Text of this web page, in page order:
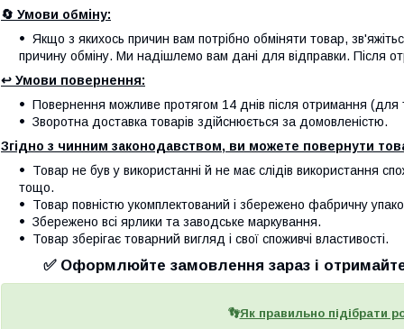
🔄 Умови обміну:
Якщо з якихось причин вам потрібно обміняти товар,
причину обміну. Ми надішлемо вам дані для відправки. Після
↩️ Умови повернення:
Повернення можливе протягом 14 днів після отримання (для
Зворотна доставка товарів здійснюється за домовленістю.
Згідно з чинним законодавством, ви можете повернути
Товар не був у використанні й не має слідів використання
тощо.
Товар повністю укомплектований і збережено фабричну
Збережено всі ярлики та заводське маркування.
Товар зберігає товарний вигляд і свої споживчі властивості.
✅ Оформлюйте замовлення зараз і
👣Як правильно підібрати